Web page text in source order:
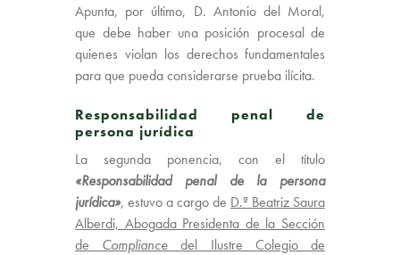
Apunta, por último, D. Antonio del Moral,
que debe haber una posición procesal de
quienes violan los derechos fundamentales
para que pueda considerarse prueba ilícita.
Responsabilidad penal de
persona jurídica
La segunda ponencia, con el título
«Responsabilidad penal de la persona
jurídica», estuvo a cargo de D.ª Beatriz Saura
Alberdi, Abogada Presidenta de la Sección
de Compliance del Ilustre Colegio de